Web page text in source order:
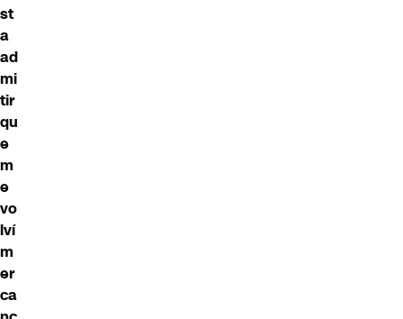
st
a
ad
mi
tir
qu
e
m
e
vo
lví
m
er
ca